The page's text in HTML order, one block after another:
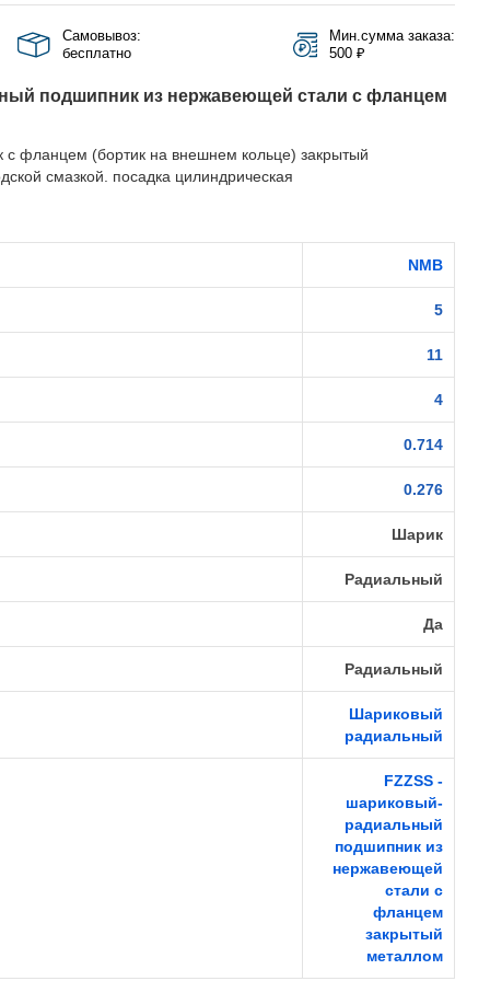
Самовывоз:
бесплатно
Мин.сумма заказа:
500 ₽
подшипник из нержавеющей стали с фланцем
фланцем (бортик на внешнем кольце) закрытый
смазкой. посадка цилиндрическая
NMB
5
11
4
0.714
0.276
Шарик
Радиальный
Да
Радиальный
Шариковый
радиальный
FZZSS -
шариковый-
радиальный
подшипник из
нержавеющей
стали с
фланцем
закрытый
металлом